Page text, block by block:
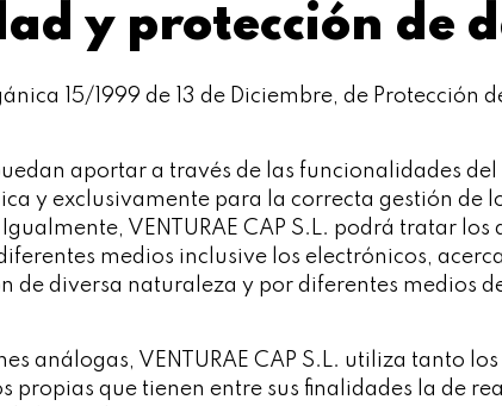
y protección de
15/1999 de 13 de Diciembre, de Protección
aportar a través de las funcionalidades
y exclusivamente para la correcta gestión de
Igualmente, VENTURAE CAP S.L. podrá tratar
medios inclusive los electrónicos,
de diversa naturaleza y por diferentes medios
análogas, VENTURAE CAP S.L. utiliza tanto
que tienen entre sus finalidades la de